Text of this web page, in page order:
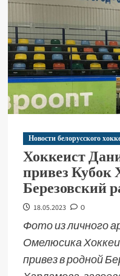
Новости белорусского
Хоккеист
привез Кубок
Березовский
18.05.2023 0
Фото из личного
Омелюсика
привез в родной